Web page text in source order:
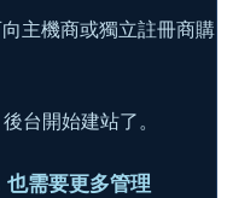
主機商或獨立註冊商購
台開始建站了。
需要更多管理